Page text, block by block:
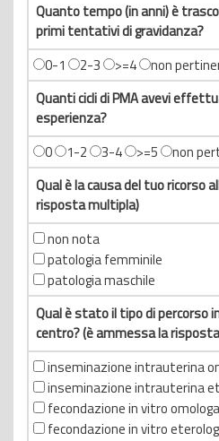
Quanto tempo (in anni) è
primi tentativi di gravidanza?
0-1
2-3 >=4
non
Quanti cicli di PMA avevi
esperienza?
0
1-2 3-4 >=5
non
Qual è la causa del tuo ricorso
risposta multipla)
non nota
patologia femminile
patologia maschile
Qual è stato il tipo di percorso
centro? (è ammessa la
inseminazione intrauterina
inseminazione intrauterina
fecondazione in vitro omologa
fecondazione in vitro